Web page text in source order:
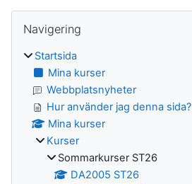
Block
Navigering
Startsida
Mina kurser
Webbplatsnyheter
Hur använder jag denna sida?
Mina kurser
Kurser
Sommarkurser ST26
DA2005 ST26